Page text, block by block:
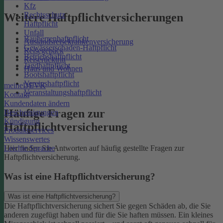
Kfz
Rechtsschutz
Haftpflicht
Unfall
Auslandsreisekrankenversicherung
Reisegepäck
Reiserücktritt
Haus und Wohnen
meineDEVK
Kontakt
Kundendaten ändern
Bescheinigungen
Kündigung
Produktservices
Wissenswertes
Leichte Sprache
Weitere Haftpflichtversicherungen
Bauherrenhaftpflicht
Gewässerschaden-Haftpflicht
Betriebshaftpflicht
Jagdhaftpflicht
Bootshaftpflicht
Vereinshaftpflicht
Veranstaltungshaftpflicht
Häufige Fragen zur
Haftpflichtversicherung
Hier finden Sie Antworten auf häufig gestellte Fragen zur
Haftpflichtversicherung.
Was ist eine Haftpflichtversicherung?
Was ist eine Haftpflichtversicherung?
Die Haftpflichtversicherung sichert Sie gegen Schäden ab, die Sie
anderen zugefügt haben und für die Sie haften müssen. Ein kleines